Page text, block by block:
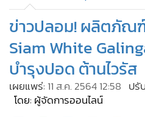
• ภาคใต้
• ภูมิภาค
• Online Section
• บันเทิง
• ผู้จัดการรายวัน
คอลัมนิสต์
ข่าวปลอม! ผลิตภัณ
Siam White
บำรุงปอด ต้านไวรัส
เผยแพร่: 11 ส.ค. 2564 12:58 ปรั
โดย: ผู้จัดการออนไลน์